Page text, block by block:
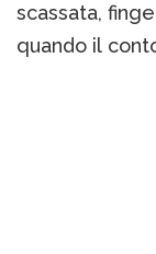
scassata,
quando il